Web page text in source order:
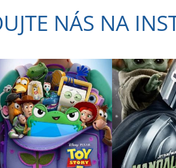
c
p
r
v
k
y
v
ý
p
i
NÁS NA